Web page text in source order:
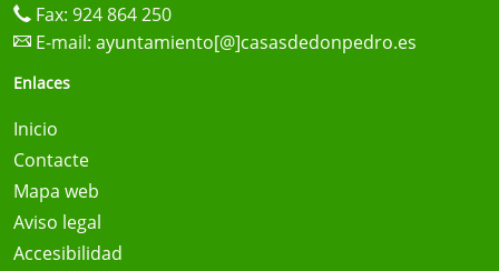
Fax: 924 864 250
E-mail: ayuntamiento[@]casasdedonpedro.es
Enlaces
Inicio
Contacte
Mapa web
Aviso legal
Accesibilidad